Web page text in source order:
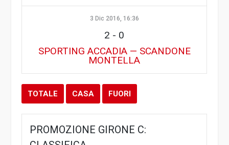
3 Dic 2016, 16:36
2 - 0
SPORTING ACCADIA — SCANDONE
MONTELLA
TOTALE CASA FUORI
PROMOZIONE GIRONE C: